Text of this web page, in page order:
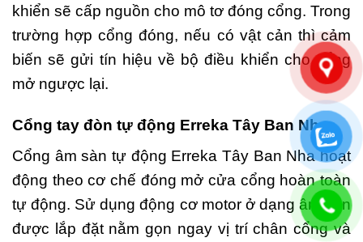
khiển sẽ cấp nguồn cho mô tơ đóng cổng. Trong
trường hợp cổng đóng, nếu có vật cản thì cảm
biến sẽ gửi tín hiệu về bộ điều khiển cho cổng
mở ngược lại.
Cổng tay đòn tự động Erreka Tây Ban Nha
Cổng âm sàn tự động Erreka Tây Ban Nha hoạt
động theo cơ chế đóng mở cửa cổng hoàn toàn
tự động. Sử dụng động cơ motor ở dạng âm sàn
được lắp đặt nằm gọn ngay vị trí chân cổng và